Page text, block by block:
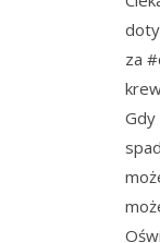
za
Gdy